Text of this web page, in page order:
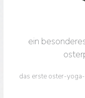
ein
das erste oster-